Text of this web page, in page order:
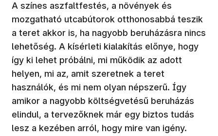
A színes aszfaltfestés, a növények és
mozgatható utcabútorok otthonosabbá teszik
a teret akkor is, ha nagyobb beruházásra nincs
lehetőség. A kísérleti kialakítás előnye, hogy
így ki lehet próbálni, mi működik az adott
helyen, mi az, amit szeretnek a teret
használók, és mi nem olyan népszerű. Így
amikor a nagyobb költségvetésű beruházás
elindul, a tervezőknek már egy biztos tudás
lesz a kezében arról, hogy mire van igény.